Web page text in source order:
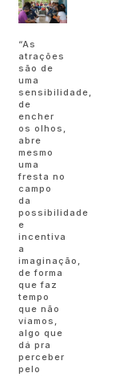
“As
atrações
são de
uma
sensibilidade,
de
encher
os olhos,
abre
mesmo
uma
fresta no
campo
da
possibilidade
e
incentiva
a
imaginação,
de forma
que faz
tempo
que não
víamos,
algo que
dá pra
perceber
pelo